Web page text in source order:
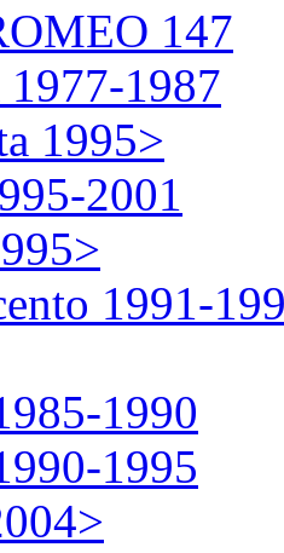
147
1977-1987
1995>
2001
1991-
1990
1995